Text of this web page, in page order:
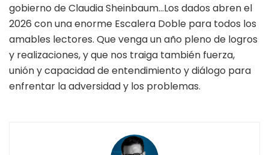
gobierno de Claudia Sheinbaum…Los dados abren el
2026 con una enorme Escalera Doble para todos los
amables lectores. Que venga un año pleno de logros
y realizaciones, y que nos traiga también fuerza,
unión y capacidad de entendimiento y diálogo para
enfrentar la adversidad y los problemas.